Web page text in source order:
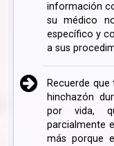
información
su médico
específico y
a sus
Recuerde
hinchazón
por vida,
parcialmente
más porque